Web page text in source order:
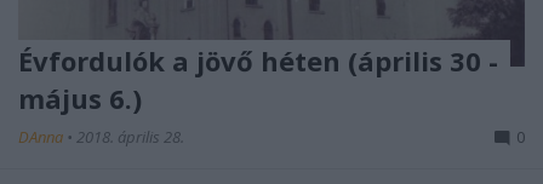
Évfordulók a jövő héten (április 30 -
május 6.)
DAnna • 2018. április 28. 0